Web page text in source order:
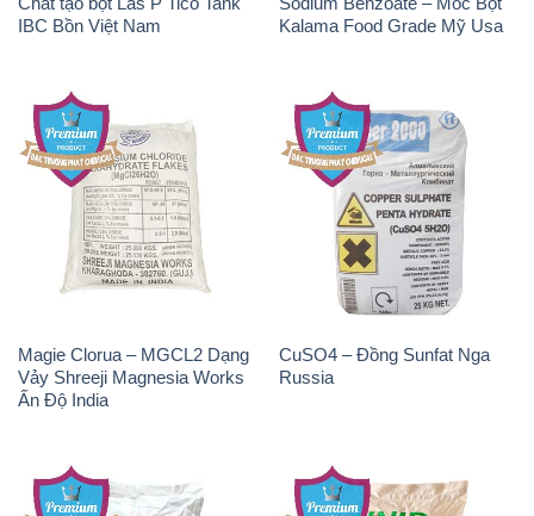
IBC Bồn Việt Nam
Kalama Food Grade Mỹ Usa
Magie Clorua – MGCL2 Dạng
Vảy Shreeji Magnesia Works
Ấn Độ India
CuSO4 – Đồng Sunfat Nga
Russia